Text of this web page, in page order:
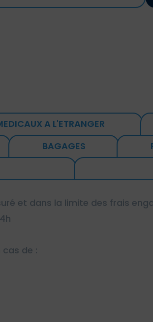
A L'ETRANGER
BAGAGES
et dans la limite des frais
de :